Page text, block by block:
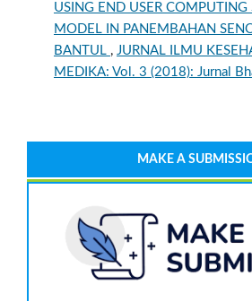
USING END USER COMPUTING
MODEL IN PANEMBAHAN
BANTUL , JURNAL ILMU
MEDIKA: Vol. 3 (2018): Jurnal
MAKE A